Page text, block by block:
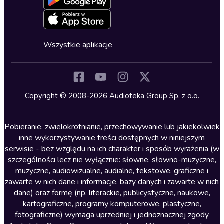
Kryminały
Lektury szkolne
Literatura anglojęzyczna
Literatura faktu
Literatura obyczajowa
Literatura piękna obca
Literatura piękna polska
Nagrania relaksacyjne
Deklaracja dostępności
Zapowiedzi
Cykle audiobooków
Wszystkie aplikacje
Copyright © 2008-2026 Audioteka Group Sp. z o.o.
Pobieranie, zwielokrotnianie, przechowywanie lub jakiekolwiek
inne wykorzystywanie treści dostępnych w niniejszym
serwisie - bez względu na ich charakter i sposób wyrażenia (w
szczególności lecz nie wyłącznie: słowne, słowno-muzyczne,
muzyczne, audiowizualne, audialne, tekstowe, graficzne i
zawarte w nich dane i informacje, bazy danych i zawarte w nich
dane) oraz formę (np. literackie, publicystyczne, naukowe,
kartograficzne, programy komputerowe, plastyczne,
fotograficzne) wymaga uprzedniej i jednoznacznej zgody